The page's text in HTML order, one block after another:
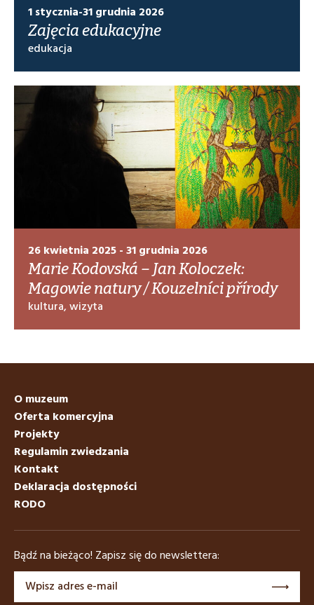
1 stycznia-31 grudnia 2026
Zajęcia edukacyjne
edukacja
26 kwietnia 2025 - 31 grudnia 2026
Marie Kodovská – Jan Koloczek:
Magowie natury / Kouzelníci přírody
kultura, wizyta
O muzeum
Oferta komercyjna
Projekty
Regulamin zwiedzania
Kontakt
Deklaracja dostępności
RODO
Bądź na bieżąco! Zapisz się do newslettera: